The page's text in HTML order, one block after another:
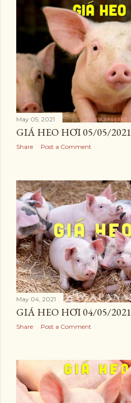
May 05, 2021
GIÁ HEO HƠI 05/05/2021
Share Post a Comment
May 04, 2021
GIÁ HEO HƠI 04/05/2021
Share Post a Comment